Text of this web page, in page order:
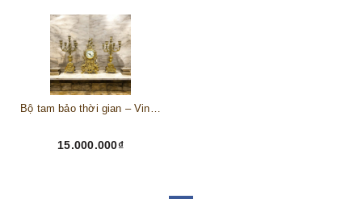
Bộ tam bảo thời gian – Vinh hoa Đức quốc
15.000.000₫